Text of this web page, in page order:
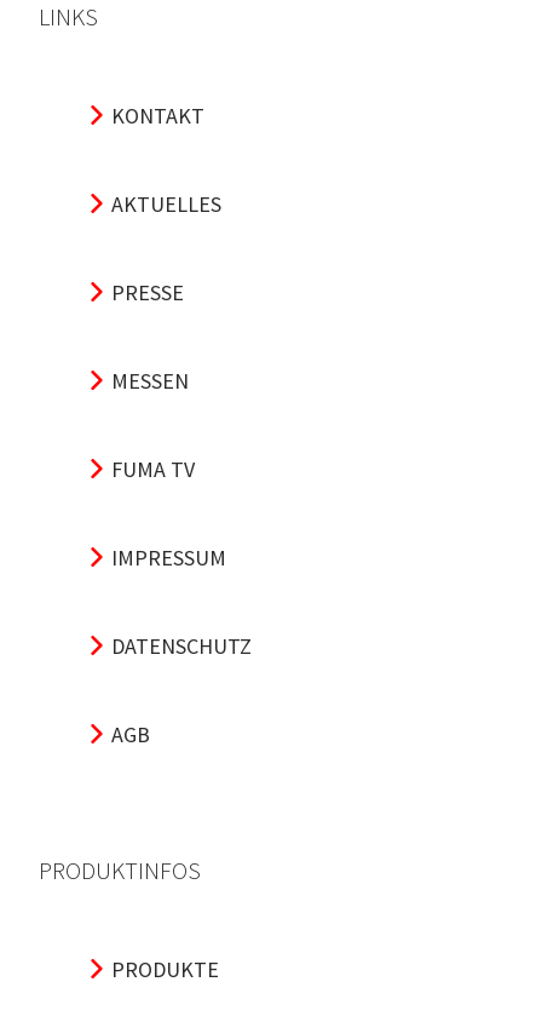
LINKS
KONTAKT
AKTUELLES
PRESSE
MESSEN
FUMA TV
IMPRESSUM
DATENSCHUTZ
AGB
PRODUKTINFOS
PRODUKTE